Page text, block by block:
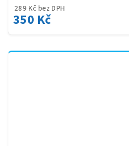
289 Kč bez DPH
350 Kč